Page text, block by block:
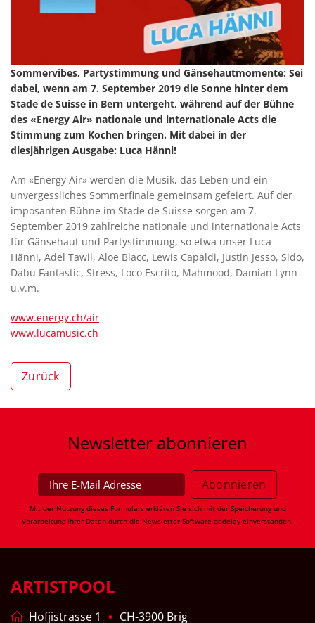
Sommervibes, Partystimmung und Gänsehautmomente: Sei
dabei, wenn am 7. September 2019 die Sonne hinter dem
Stade de Suisse in Bern untergeht, während auf der Bühne
des «Energy Air» nationale und internationale Acts die
Stimmung zum Kochen bringen. Mit dabei in der
diesjährigen Ausgabe: Luca Hänni!
Am «Energy Air» werden die Musik, das Leben und ein
unvergessliches Sommerfinale gemeinsam gefeiert. Auf der
imposanten Bühne im Stade de Suisse sorgen am 7.
September 2019 zahlreiche nationale und internationale Acts
für Gänsehaut und Partystimmung, so etwa unser Luca
Hänni, Adel Tawil, Aloe Blacc, Lewis Capaldi, Justin Jesso, Sido,
Dabu Fantastic, Stress, Loco Escrito, Mahmood, Damian Lynn
u.v.m.
www.energy.ch/air
www.lucamusic.ch
Zurück
Newsletter abonnieren
Mit der Nutzung dieses Formulars erklären Sie sich mit der Speicherung und
Verarbeitung Ihrer Daten durch die Newsletter-Software dodeley einverstanden.
ARTISTPOOL
Hofjistrasse 1 CH-3900 Brig